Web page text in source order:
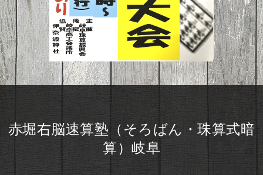
赤堀右脳速算塾（そろばん・珠算式暗
算）岐阜